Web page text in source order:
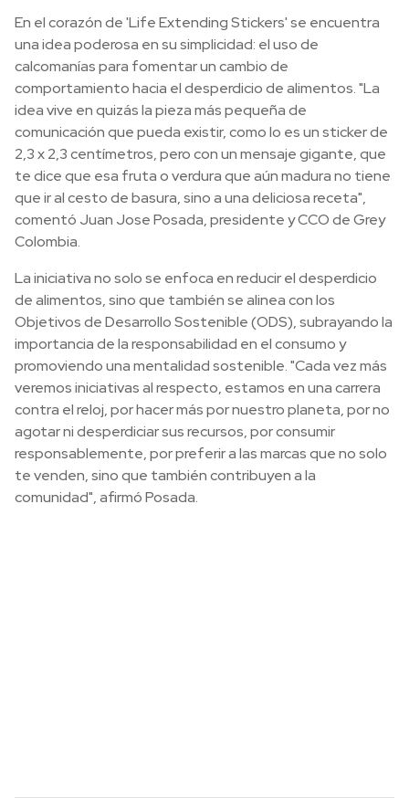
En el corazón de 'Life Extending Stickers' se encuentra
una idea poderosa en su simplicidad: el uso de
calcomanías para fomentar un cambio de
comportamiento hacia el desperdicio de alimentos. "La
idea vive en quizás la pieza más pequeña de
comunicación que pueda existir, como lo es un sticker de
2,3 x 2,3 centímetros, pero con un mensaje gigante, que
te dice que esa fruta o verdura que aún madura no tiene
que ir al cesto de basura, sino a una deliciosa receta",
comentó Juan Jose Posada, presidente y CCO de Grey
Colombia.
La iniciativa no solo se enfoca en reducir el desperdicio
de alimentos, sino que también se alinea con los
Objetivos de Desarrollo Sostenible (ODS), subrayando la
importancia de la responsabilidad en el consumo y
promoviendo una mentalidad sostenible. "Cada vez más
veremos iniciativas al respecto, estamos en una carrera
contra el reloj, por hacer más por nuestro planeta, por no
agotar ni desperdiciar sus recursos, por consumir
responsablemente, por preferir a las marcas que no solo
te venden, sino que también contribuyen a la
comunidad", afirmó Posada.